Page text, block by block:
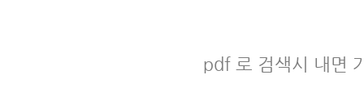
pdf 로 검색시 내면